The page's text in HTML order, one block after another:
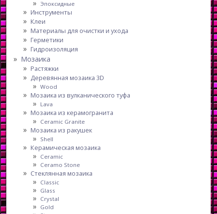
Эпоксидные
Инструменты
Клеи
Материалы для очистки и ухода
Герметики
Гидроизоляция
Мозаика
Растяжки
Деревянная мозаика 3D
Wood
Мозаика из вулканического туфа
Lava
Мозаика из керамогранита
Ceramic Granite
Мозаика из ракушек
Shell
Керамическая мозаика
Ceramic
Ceramo Stone
Стеклянная мозаика
Classic
Glass
Crystal
Gold